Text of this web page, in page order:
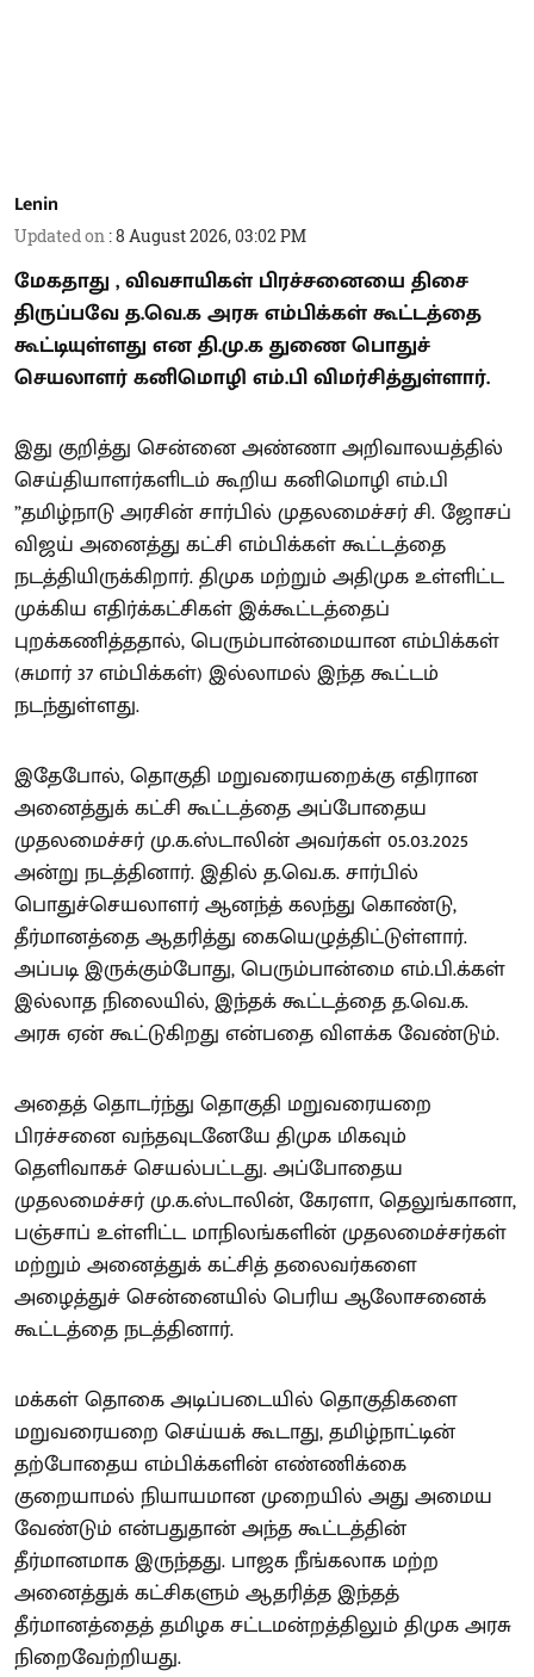
Lenin
Updated on :8 August 2026, 03:02 PM
மேகதாது , விவசாயிகள் பிரச்சனையை திசை
திருப்பவே த.வெ.க அரசு எம்பிக்கள் கூட்டத்தை
கூட்டியுள்ளது என தி.மு.க துணை பொதுச்
செயலாளர் கனிமொழி எம்.பி விமர்சித்துள்ளார்.
இது குறித்து சென்னை அண்ணா அறிவாலயத்தில்
செய்தியாளர்களிடம் கூறிய கனிமொழி எம்.பி
”தமிழ்நாடு அரசின் சார்பில் முதலமைச்சர் சி. ஜோசப்
விஜய் அனைத்து கட்சி எம்பிக்கள் கூட்டத்தை
நடத்தியிருக்கிறார். திமுக மற்றும் அதிமுக உள்ளிட்ட
முக்கிய எதிர்க்கட்சிகள் இக்கூட்டத்தைப்
புறக்கணித்ததால், பெரும்பான்மையான எம்பிக்கள்
(சுமார் 37 எம்பிக்கள்) இல்லாமல் இந்த கூட்டம்
நடந்துள்ளது.
இதேபோல், தொகுதி மறுவரையறைக்கு எதிரான
அனைத்துக் கட்சி கூட்டத்தை அப்போதைய
முதலமைச்சர் மு.க.ஸ்டாலின் அவர்கள் 05.03.2025
அன்று நடத்தினார். இதில் த.வெ.க. சார்பில்
பொதுச்செயலாளர் ஆனந்த் கலந்து கொண்டு,
தீர்மானத்தை ஆதரித்து கையெழுத்திட்டுள்ளார்.
அப்படி இருக்கும்போது, பெரும்பான்மை எம்.பி.க்கள்
இல்லாத நிலையில், இந்தக் கூட்டத்தை த.வெ.க.
அரசு ஏன் கூட்டுகிறது என்பதை விளக்க வேண்டும்.
அதைத் தொடர்ந்து தொகுதி மறுவரையறை
பிரச்சனை வந்தவுடனேயே திமுக மிகவும்
தெளிவாகச் செயல்பட்டது. அப்போதைய
முதலமைச்சர் மு.க.ஸ்டாலின், கேரளா, தெலுங்கானா,
பஞ்சாப் உள்ளிட்ட மாநிலங்களின் முதலமைச்சர்கள்
மற்றும் அனைத்துக் கட்சித் தலைவர்களை
அழைத்துச் சென்னையில் பெரிய ஆலோசனைக்
கூட்டத்தை நடத்தினார்.
மக்கள் தொகை அடிப்படையில் தொகுதிகளை
மறுவரையறை செய்யக் கூடாது, தமிழ்நாட்டின்
தற்போதைய எம்பிக்களின் எண்ணிக்கை
குறையாமல் நியாயமான முறையில் அது அமைய
வேண்டும் என்பதுதான் அந்த கூட்டத்தின்
தீர்மானமாக இருந்தது. பாஜக நீங்கலாக மற்ற
அனைத்துக் கட்சிகளும் ஆதரித்த இந்தத்
தீர்மானத்தைத் தமிழக சட்டமன்றத்திலும் திமுக அரசு
நிறைவேற்றியது.